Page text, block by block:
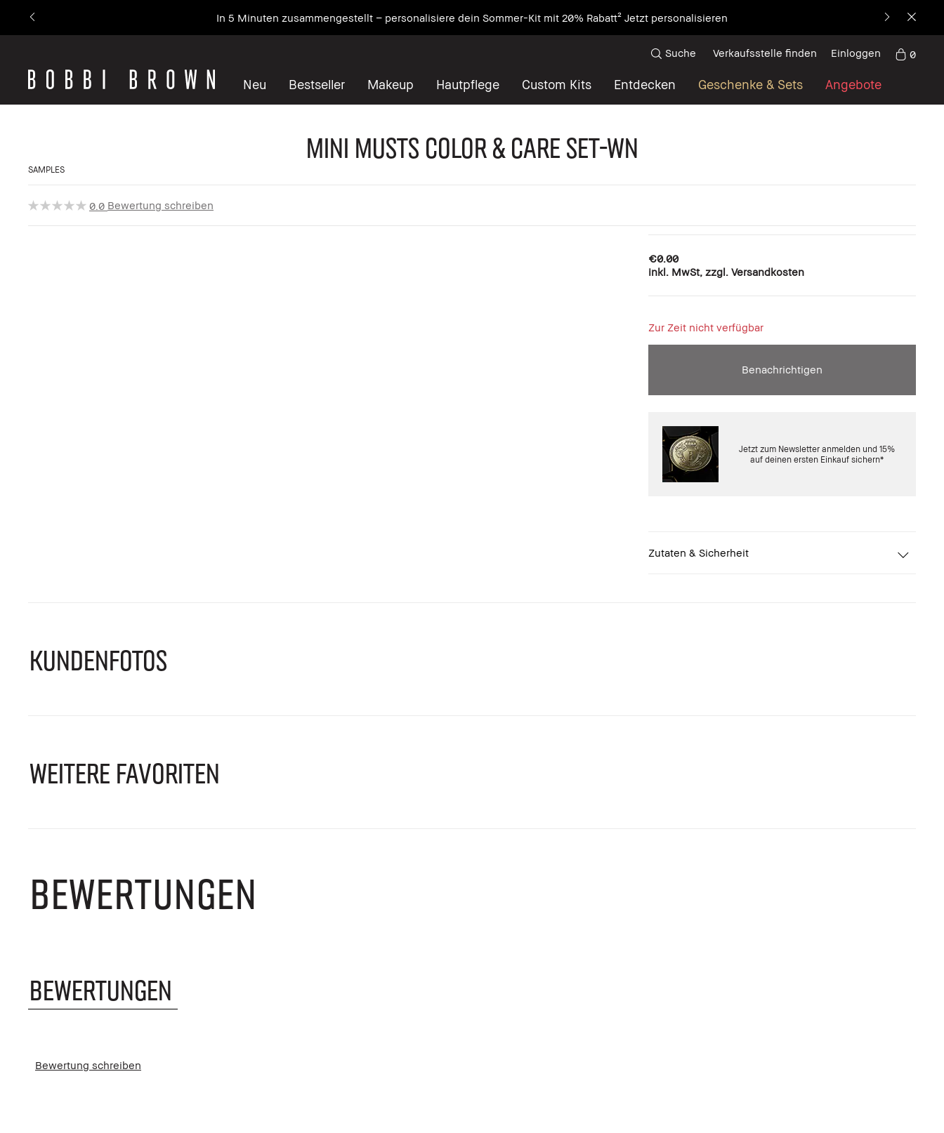
In 5 Minuten zusammengestellt – personalisiere dein Sommer-Kit mit 20% Rabatt² Jetzt personalisieren
Neu Bestseller Makeup Hautpflege Custom Kits Entdecken Geschenke & Sets Angebote
Suche Verkaufsstelle finden Einloggen 0
MINI MUSTS COLOR & CARE SET-WN
SAMPLES
0.0 Bewertung schreiben
€0.00
inkl. MwSt, zzgl. Versandkosten
Zur Zeit nicht verfügbar
Benachrichtigen
Jetzt zum Newsletter anmelden und 15%
auf deinen ersten Einkauf sichern*
Zutaten & Sicherheit
KUNDENFOTOS
WEITERE FAVORITEN
BEWERTUNGEN
BEWERTUNGEN
Bewertung schreiben